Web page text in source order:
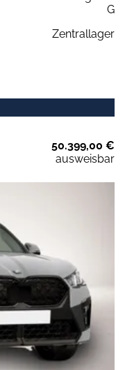
G
Zentrallager
50.399,00 €
ausweisbar